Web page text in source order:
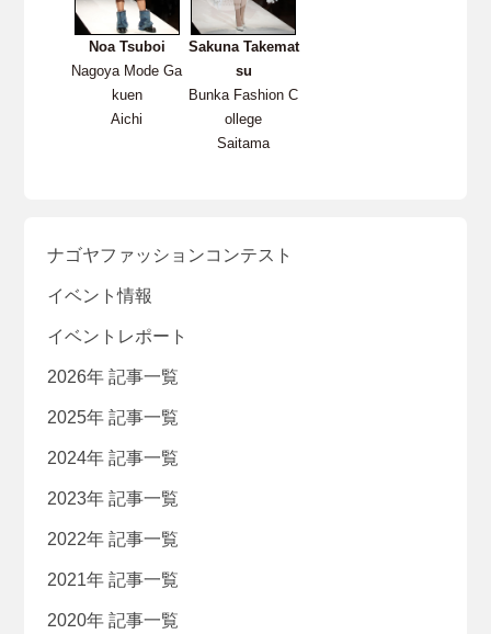
Noa Tsuboi
Nagoya Mode Ga
kuen
Aichi
Sakuna Takemat
su
Bunka Fashion C
ollege
Saitama
ナゴヤファッションコンテスト
イベント情報
イベントレポート
2026年 記事一覧
2025年 記事一覧
2024年 記事一覧
2023年 記事一覧
2022年 記事一覧
2021年 記事一覧
2020年 記事一覧